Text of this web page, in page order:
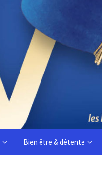
Bien être & détente